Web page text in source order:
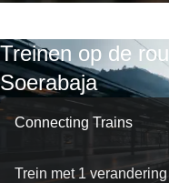
Treinen op de
Soerabaja
Connecting Trains
Trein met 1 verandering